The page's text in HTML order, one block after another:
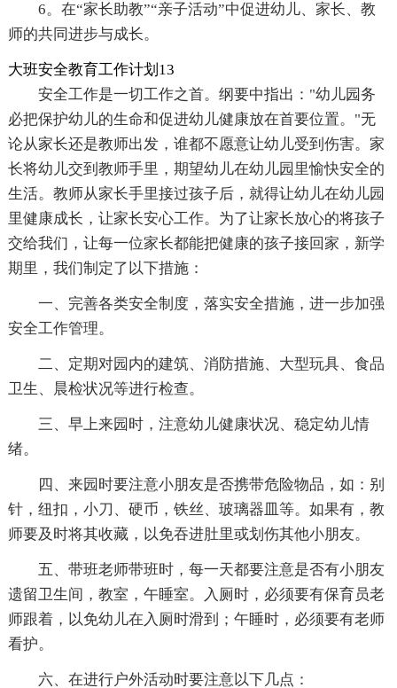
6。在“家长助教”“亲子活动”中促进幼儿、家长、教
师的共同进步与成长。
大班安全教育工作计划13
安全工作是一切工作之首。纲要中指出："幼儿园务
必把保护幼儿的生命和促进幼儿健康放在首要位置。"无
论从家长还是教师出发，谁都不愿意让幼儿受到伤害。家
长将幼儿交到教师手里，期望幼儿在幼儿园里愉快安全的
生活。教师从家长手里接过孩子后，就得让幼儿在幼儿园
里健康成长，让家长安心工作。为了让家长放心的将孩子
交给我们，让每一位家长都能把健康的孩子接回家，新学
期里，我们制定了以下措施：
一、完善各类安全制度，落实安全措施，进一步加强
安全工作管理。
二、定期对园内的建筑、消防措施、大型玩具、食品
卫生、晨检状况等进行检查。
三、早上来园时，注意幼儿健康状况、稳定幼儿情
绪。
四、来园时要注意小朋友是否携带危险物品，如：别
针，纽扣，小刀、硬币，铁丝、玻璃器皿等。如果有，教
师要及时将其收藏，以免吞进肚里或划伤其他小朋友。
五、带班老师带班时，每一天都要注意是否有小朋友
遗留卫生间，教室，午睡室。入厕时，必须要有保育员老
师跟着，以免幼儿在入厕时滑到；午睡时，必须要有老师
看护。
六、在进行户外活动时要注意以下几点：